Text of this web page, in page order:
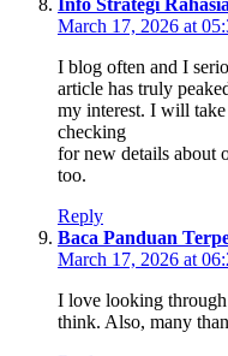
March 17, 2026 at
I blog often and I
article has truly
my interest. I will
checking
for new details about
too.
Reply
Baca Panduan
March 17, 2026 at
I love looking
think. Also, many